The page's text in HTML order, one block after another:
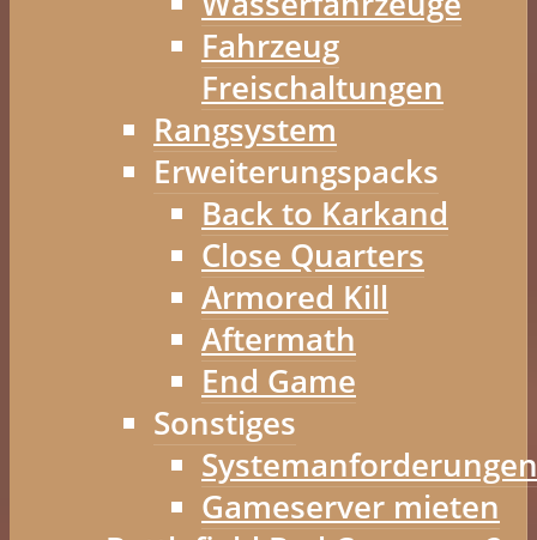
Fahrzeug
Freischaltungen
Rangsystem
Erweiterungspacks
Back to Karkand
Close Quarters
Armored Kill
Aftermath
End Game
Sonstiges
Systemanforderungen
Gameserver mieten